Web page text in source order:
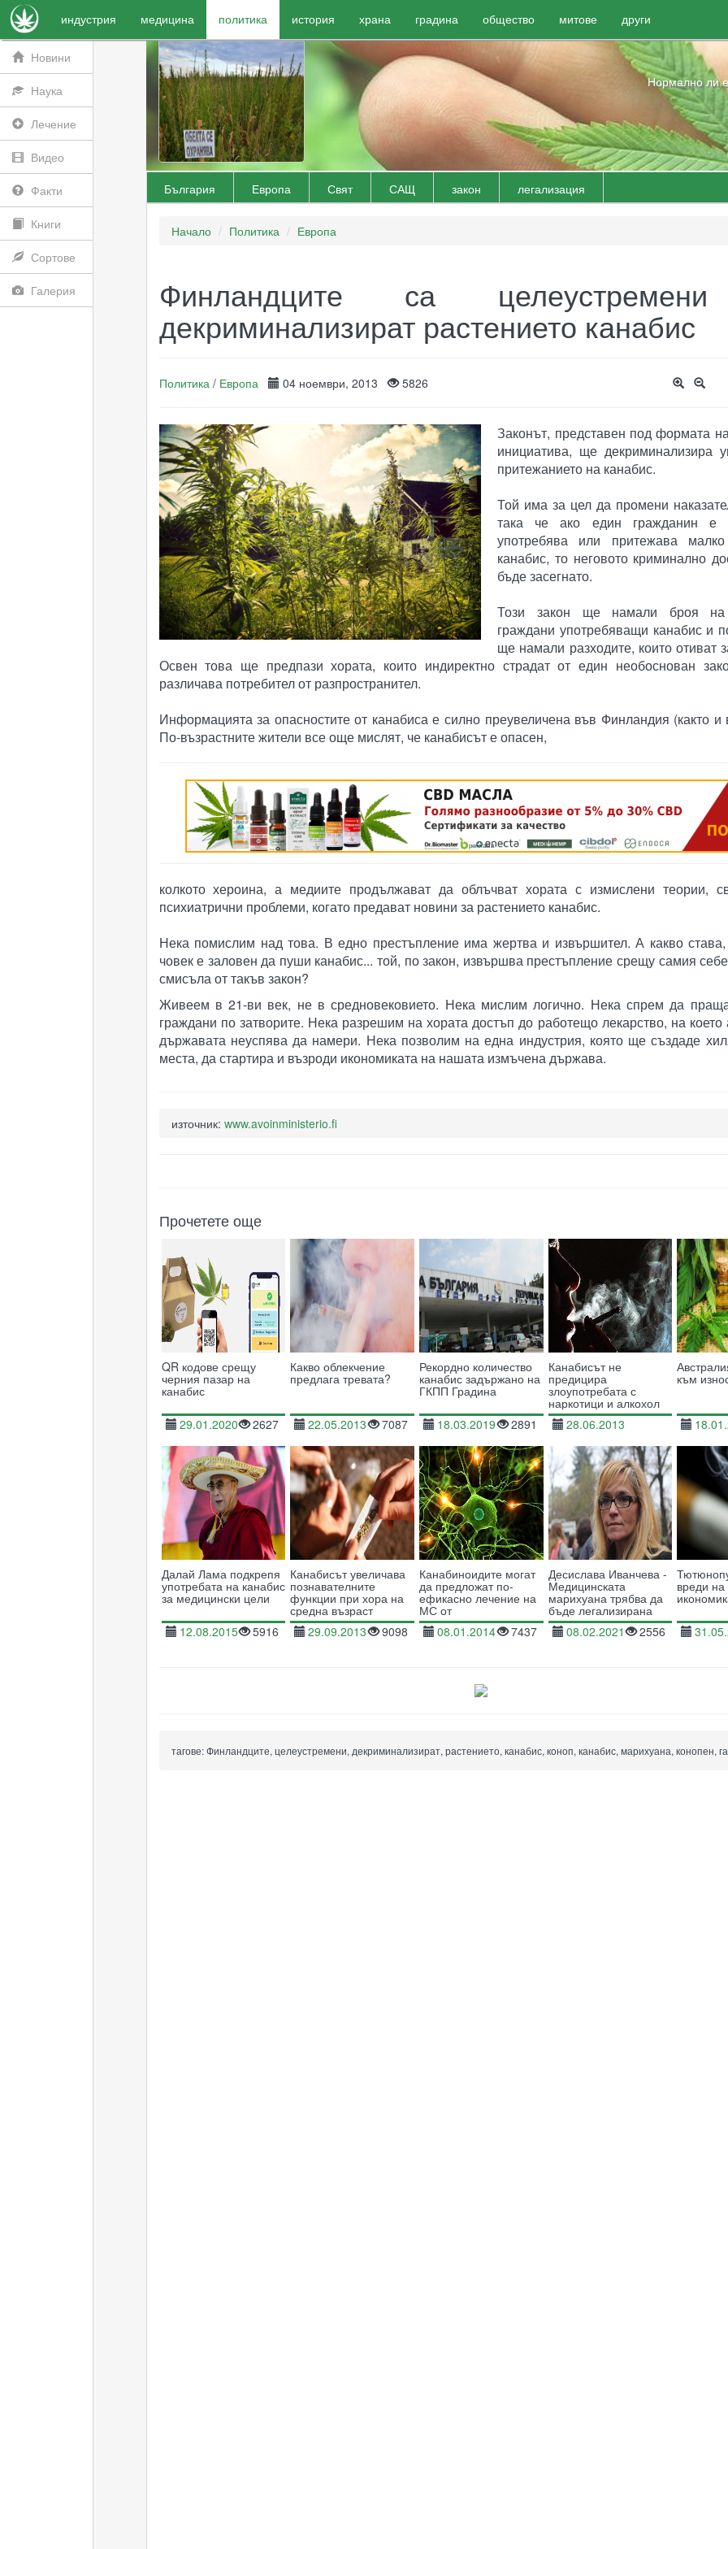
индустрия медицина политика история храна градина общество митове други
Новини
Наука
Лечение
Видео
Факти
Книги
Сортове
Галерия
Нормално ли
България Европа Свят САЩ закон легализация
Начало Политика Европа
Финландците са
декриминализират растението канабис
Политика/ Европа 04 ноември, 2013 5826
Законът, представен под формата
инициатива, ще декриминализира
притежанието на канабис.
Той има за цел да промени
така че ако един гражданин е
употребява или притежава малко
канабис, то неговото криминално
бъде засегнато.
Този закон ще намали броя на
граждани употребяващи канабис и
ще намали разходите, които отиват
Освен това ще предпази хората, които индиректно страдат от един необоснован
различава потребител от разпространител.
Информацията за опасностите от канабиса е силно преувеличена във Финландия (както и
По-възрастните жители все още мислят, че канабисът е опасен,
реклама
колкото хероина, а медиите продължават да облъчват хората с измислени теории,
психиатрични проблеми, когато предават новини за растението канабис.
Нека помислим над това. В едно престъпление има жертва и извършител. А какво става,
човек е заловен да пуши канабис... той, по закон, извършва престъпление срещу самия
смисъла от такъв закон?
Живеем в 21-ви век, не в средновековието. Нека мислим логично. Нека спрем да
граждани по затворите. Нека разрешим на хората достъп до работещо лекарство, на което
държавата неуспява да намери. Нека позволим на една индустрия, която ще създаде
места, да стартира и възроди икономиката на нашата измъчена държава.
източник: www.avoinministerio.fi
Прочетете още
QR кодове срещу
черния пазар на
канабис
29.01.2020 2627
Какво облекчение
предлага тревата?
22.05.2013 7087
Рекордно количество
канабис задържано на
ГКПП Градина
18.03.2019 2891
Канабисът не
предицира
злоупотребата с
наркотици и алкохол
28.06.2013
към
Далай Лама подкрепя
употребата на канабис
за медицински цели
12.08.2015 5916
Канабисът увеличава
познавателните
функции при хора на
средна възраст
29.09.2013
9098
Канабиноидите могат
да предложат по-
ефикасно лечение на
МС от
фармацевтичните
лекарства
08.01.2014 7437
Десислава Иванчева -
Медицинската
марихуана трябва да
бъде легализирана
веднага
08.02.2021 2556
вреди на
тагове: Финландците, целеустремени, декриминализират, растението, канабис, коноп, канабис, марихуана, конопен,